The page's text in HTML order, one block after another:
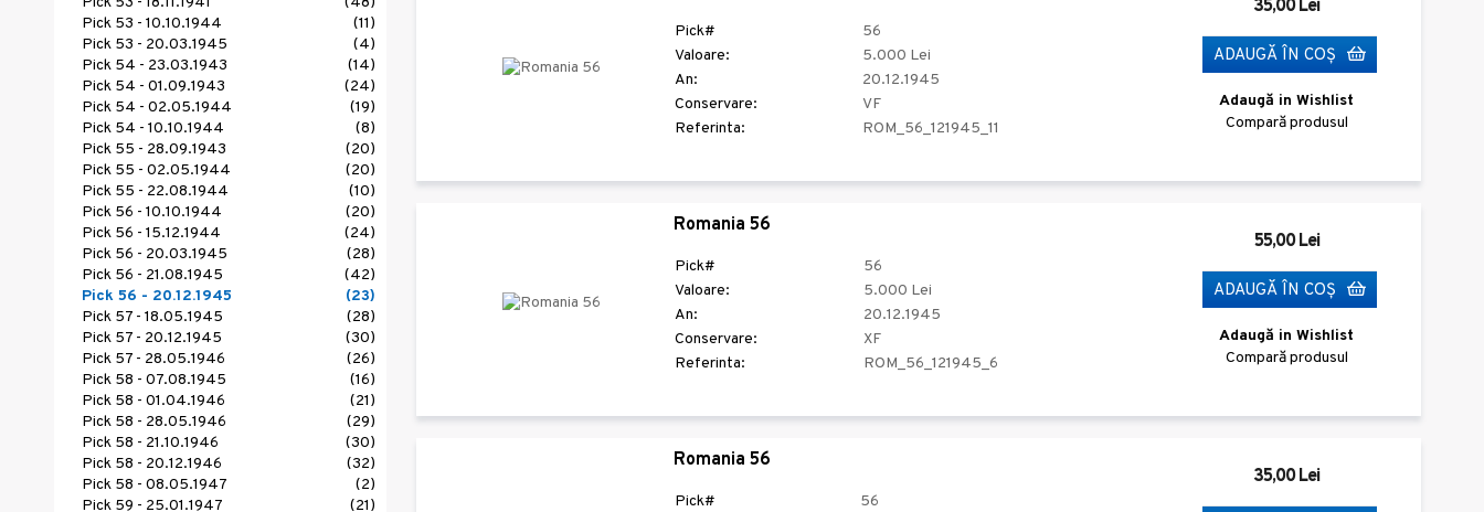
Pick 53 - 10.10.1944
(11)
Pick 53 - 20.03.1945
(4)
Pick 54 - 23.03.1943
(14)
Pick 54 - 01.09.1943
(24)
Pick 54 - 02.05.1944
(19)
Pick 54 - 10.10.1944
(8)
Pick 55 - 28.09.1943
(20)
Pick 55 - 02.05.1944
(20)
Pick 55 - 22.08.1944
(10)
Pick 56 - 10.10.1944
(20)
Pick 56 - 15.12.1944
(24)
Pick 56 - 20.03.1945
(28)
Pick 56 - 21.08.1945
(42)
Pick 56 - 20.12.1945
(23)
Pick 57 - 18.05.1945
(28)
Pick 57 - 20.12.1945
(30)
Pick 57 - 28.05.1946
(26)
Pick 58 - 07.08.1945
(16)
Pick 58 - 01.04.1946
(21)
Pick 58 - 28.05.1946
(29)
Pick 58 - 21.10.1946
(30)
Pick 58 - 20.12.1946
(32)
Pick 58 - 08.05.1947
(2)
Pick 59 - 25.01.1947
(21)
Pick#
56
Valoare:
5.000 Lei
An:
20.12.1945
Conservare:
VF
Referinta:
ROM_56_121945_11
35,00 Lei
ADAUGĂ ÎN COŞ
Adaugă in Wishlist
Compară produsul
Romania 56
Pick#
56
Valoare:
5.000 Lei
An:
20.12.1945
Conservare:
XF
Referinta:
ROM_56_121945_6
55,00 Lei
ADAUGĂ ÎN COŞ
Adaugă in Wishlist
Compară produsul
Romania 56
Pick#
56
35,00 Lei